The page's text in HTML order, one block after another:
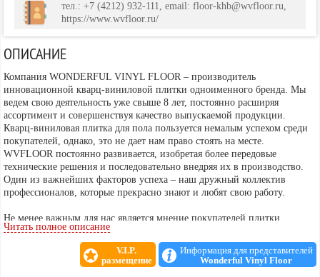
тел.: +7 (4212) 932-111, email: floor-khb@wvfloor.ru,
https://www.wvfloor.ru/
ОПИСАНИЕ
Компания WONDERFUL VINYL FLOOR – производитель
инновационной кварц-виниловой плитки одноименного бренда. Мы
ведем свою деятельность уже свыше 8 лет, постоянно расширяя
ассортимент и совершенствуя качество выпускаемой продукции.
Кварц-виниловая плитка для пола пользуется немалым успехом среди
покупателей, однако, это не дает нам право стоять на месте.
WVFLOOR постоянно развивается, изобретая более передовые
технические решения и последовательно внедряя их в производство.
Один из важнейших факторов успеха – наш дружный коллектив
профессионалов, которые прекрасно знают и любят свою работу.
Не менее важным для нас является мнение покупателей плитки
WONDERFUL VINYL FLOOR, отзывы о ней внимательно изучаются
нашими сотрудниками, которые затем вносят необходимые изменения.
Компания WVFLOOR регулярно принимает участие в тематических
международных выставках («ИНТЕРСТРОЙЭКСПО», «MOSBUILD»,
Читать полное описание
V.I.P.
размещение
Информация для представителей
Wonderful Vinyl Floor